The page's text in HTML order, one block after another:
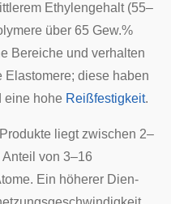
Ethylengehalt (55–
über 65 Gew.%
Bereiche und verhalten
diese haben
eine hohe Reißfestigkeit.
liegt zwischen 2–
von 3–16
Ein höherer Dien-